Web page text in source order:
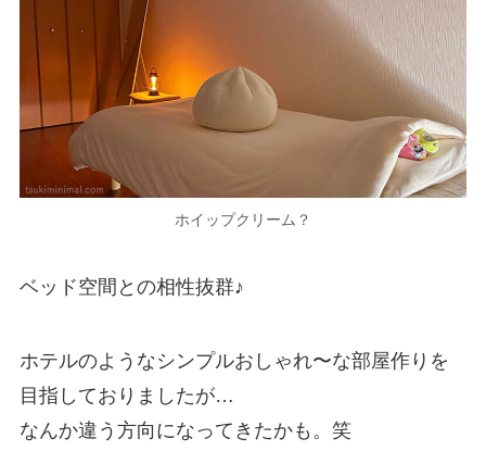
ホイップクリーム？
ベッド空間との相性抜群♪
ホテルのようなシンプルおしゃれ〜な部屋作りを
目指しておりましたが…
なんか違う方向になってきたかも。笑